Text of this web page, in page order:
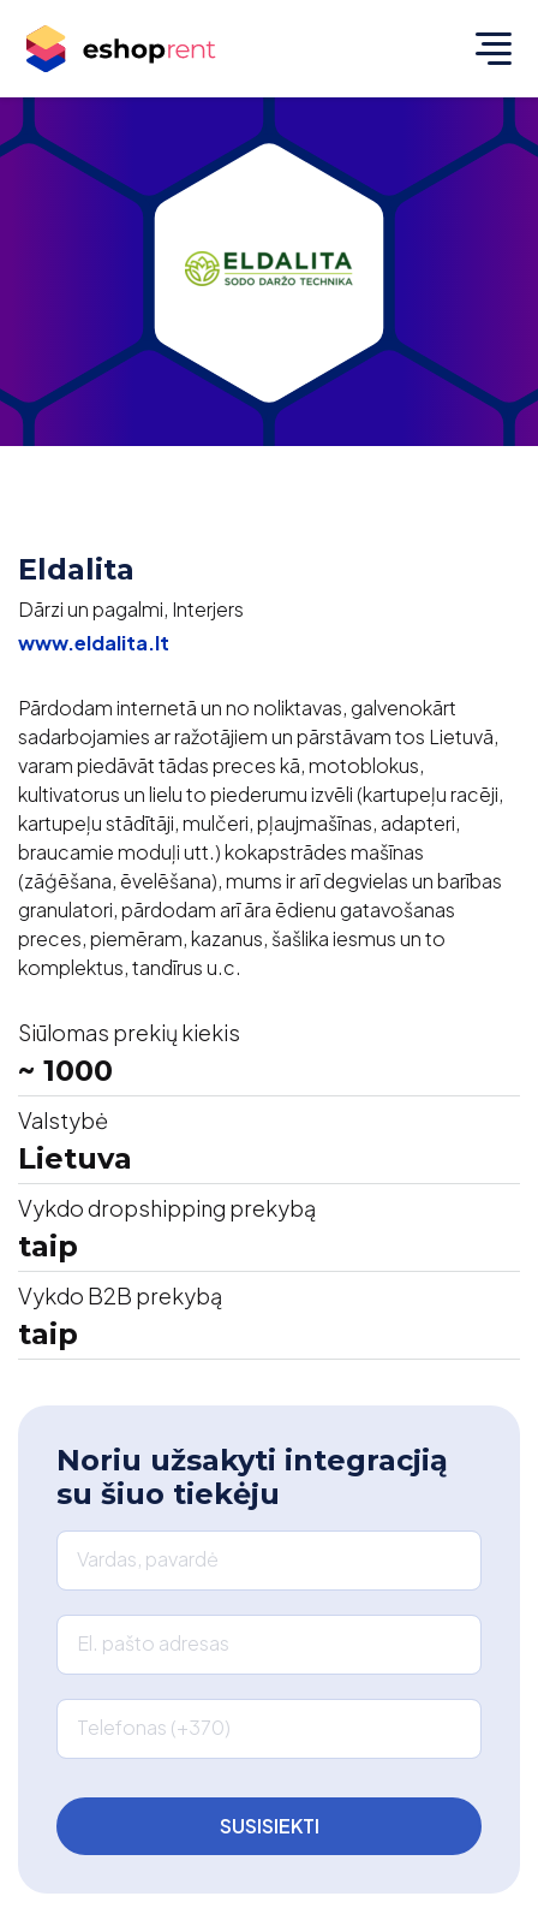
Eldalita
Dārzi un pagalmi, Interjers
www.eldalita.lt
Pārdodam internetā un no noliktavas, galvenokārt
sadarbojamies ar ražotājiem un pārstāvam tos Lietuvā,
varam piedāvāt tādas preces kā, motoblokus,
kultivatorus un lielu to piederumu izvēli (kartupeļu racēji,
kartupeļu stādītāji, mulčeri, pļaujmašīnas, adapteri,
braucamie moduļi utt.) kokapstrādes mašīnas
(zāģēšana, ēvelēšana), mums ir arī degvielas un barības
granulatori, pārdodam arī āra ēdienu gatavošanas
preces, piemēram, kazanus, šašlika iesmus un to
komplektus, tandīrus u.c.
Siūlomas prekių kiekis
~ 1000
Valstybė
Lietuva
Vykdo dropshipping prekybą
taip
Vykdo B2B prekybą
taip
Noriu užsakyti integracjią
su šiuo tiekėju
Vardas, pavardė
El. pašto adresas
Telefonas (+370)